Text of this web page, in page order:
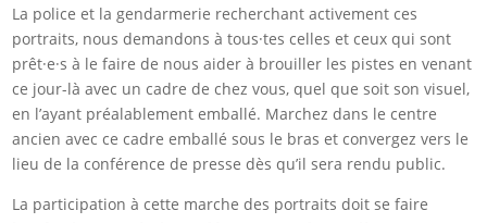
La police et la gendarmerie recherchant activement ces
portraits, nous demandons à tous·tes celles et ceux qui sont
prêt·e·s à le faire de nous aider à brouiller les pistes en venant
ce jour-là avec un cadre de chez vous, quel que soit son visuel,
en l’ayant préalablement emballé. Marchez dans le centre
ancien avec ce cadre emballé sous le bras et convergez vers le
lieu de la conférence de presse dès qu’il sera rendu public.
La participation à cette marche des portraits doit se faire